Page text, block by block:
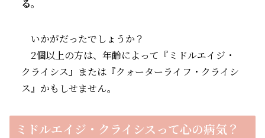
る。
いかがだったでしょうか？
2個以上の方は、年齢によって『ミドルエイジ・
クライシス』または『クォーターライフ・クライシ
ス』かもしせません。
ミドルエイジ・クライシスって心の病気？